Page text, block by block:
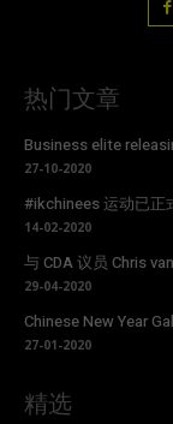
热门文章
Business elite
27-10-2020
#ikchinees 运动已正
14-02-2020
与 CDA 议员 Chris
29-04-2020
Chinese New Year
27-01-2020
精选